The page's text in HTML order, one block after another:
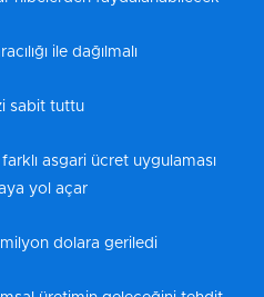
ile dağılmalı
sabit tuttu
asgari ücret uygulaması
yol açar
dolara geriledi